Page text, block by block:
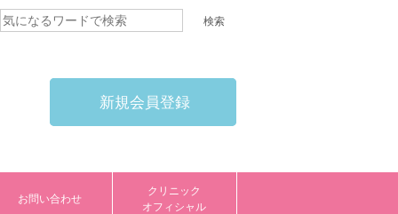
新規会員登録
お問い合わせ
クリニック
オフィシャル